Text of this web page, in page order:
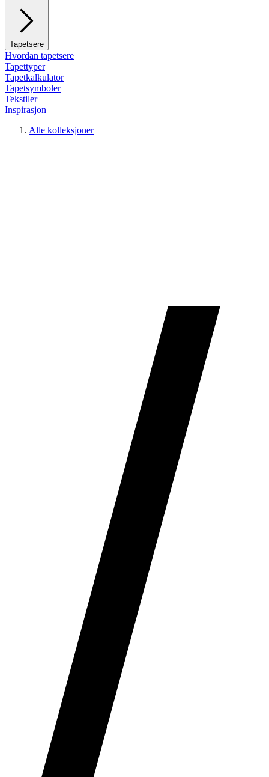
Tapetsere
Hvordan tapetsere
Tapettyper
Tapetkalkulator
Tapetsymboler
Tekstiler
Inspirasjon
Alle kolleksjoner